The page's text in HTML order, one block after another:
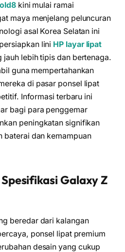
kini mulai ramai
maya menjelang peluncuran
asal Korea Selatan ini
lini HP layar lipat
jauh lebih tipis dan bertenaga.
guna mempertahankan
di pasar ponsel lipat
Informasi terbaru ini
bagi para penggemar
peningkatan signifikan
baterai dan kemampuan
Galaxy Z
beredar dari kalangan
ponsel lipat premium
desain yang cukup